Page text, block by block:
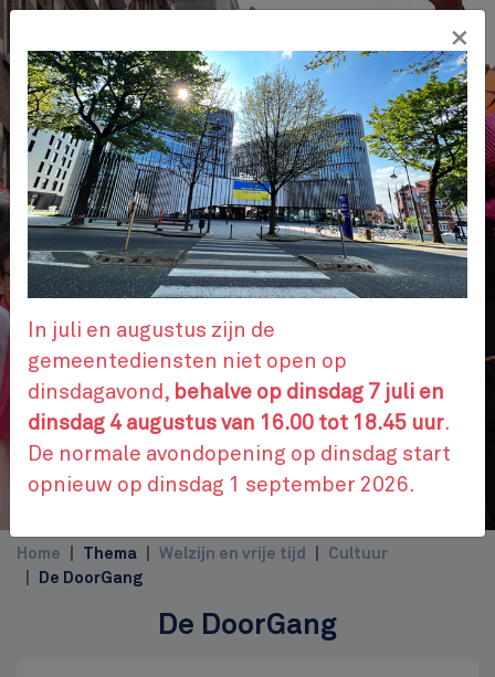
Overslaan
naar
de
inhoud
gaan
ADMINISTRATIEVE STAPPEN
AFSPRAAK
CONTACTEER ONS
NL
Home Thema Welzijn en vrije tijd
Cultuur
De DoorGang
De DoorGang
×
In juli en augustus zijn de
gemeentediensten niet open op
dinsdagavond, behalve op dinsdag 7 juli en
dinsdag 4 augustus van 16.00 tot 18.45 uur.
De normale avondopening op dinsdag start
opnieuw op dinsdag 1 september 2026.